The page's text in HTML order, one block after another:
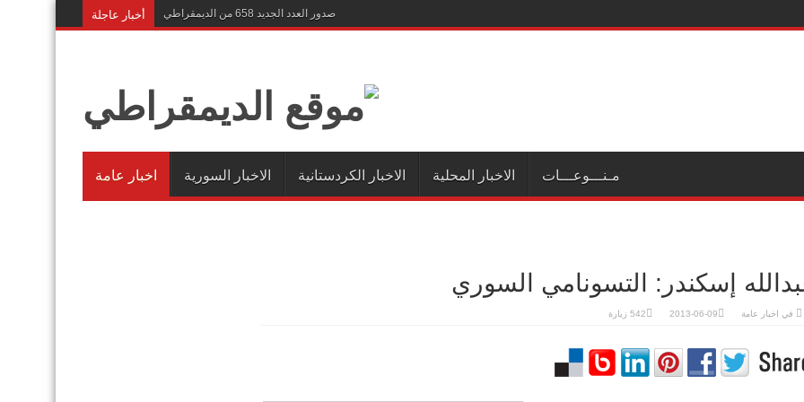
أخبار عاجلة صدور العدد الجديد 658 من الديمقراطي
اخبار عامة الاخبار السورية الاخبار الكردستانية الاخبار المحلية مـنـــوعـــات
إسكندر: التسونامي السوري
في اخبار عامة 2013-06-09 542 زيارة